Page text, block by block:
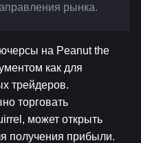
рынка.
на Peanut the
как для
трейдеров.
торговать
может открыть
получения прибыли.